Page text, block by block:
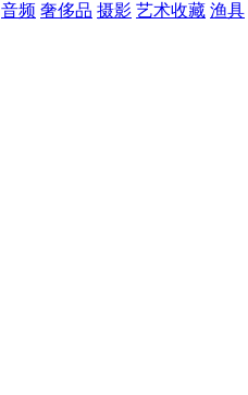
音频 奢侈品 摄影 艺术收藏 渔具